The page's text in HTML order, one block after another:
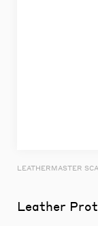
LEATHERMASTER
Leather